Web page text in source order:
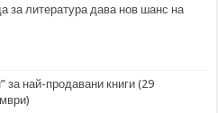
за литература дава нов шанс на
за най-продавани книги (29